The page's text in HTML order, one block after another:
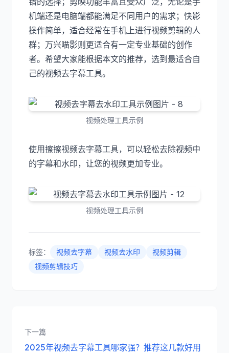
机端还是电脑端都能满足不同用户的需求；快影
操作简单，适合经常在手机上进行视频剪辑的人
群；万兴喵影则更适合有一定专业基础的创作
者。希望大家能根据本文的推荐，选到最适合自
己的视频去字幕工具。
视频处理工具示例
使用擦擦视频去字幕工具，可以轻松去除视频中
的字幕和水印，让您的视频更加专业。
视频处理工具示例
标签： 视频去字幕 视频去水印
视频剪辑
视频剪辑技巧
下一篇
2025年视频去字幕工具哪家强？推荐这几款好用